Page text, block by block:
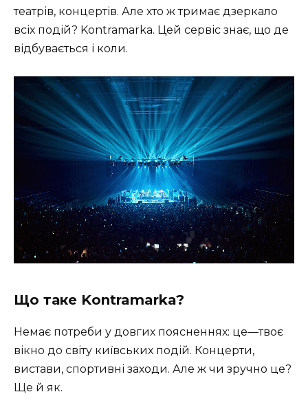
театрів, концертів. Але хто ж тримає дзеркало
всіх подій? Kontramarka. Цей сервіс знає, що де
відбувається і коли.
Що таке Kontramarka?
Немає потреби у довгих поясненнях: це—твоє
вікно до світу київських подій. Концерти,
вистави, спортивні заходи. Але ж чи зручно це?
Ще й як.